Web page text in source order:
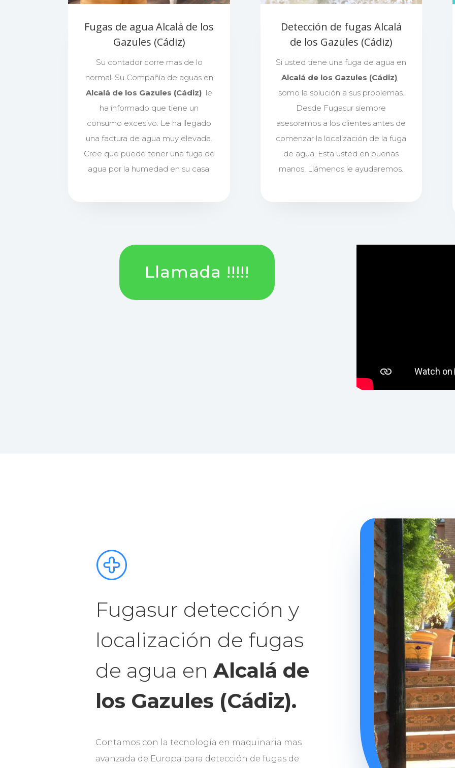
Fugas de agua Alcalá de los
Gazules (Cádiz)
Su contador corre mas de lo
normal. Su Compañía de aguas en
Alcalá de los Gazules (Cádiz) le
ha informado que tiene un
consumo excesivo. Le ha llegado
una factura de agua muy elevada.
Cree que puede tener una fuga de
agua por la humedad en su casa.
Detección de fugas Alcalá
de los Gazules (Cádiz)
Si usted tiene una fuga de agua en
Alcalá de los Gazules (Cádiz),
somo la solución a sus problemas.
Desde Fugasur siempre
asesoramos a los clientes antes de
comenzar la localización de la fuga
de agua. Esta usted en buenas
manos. Llámenos le ayudaremos.
Llamada !!!!!
Fugasur detección y
localización de fugas
de agua enAlcalá de
los Gazules (Cádiz).
Contamos con la tecnología en maquinaria mas
avanzada de Europa para detección de fugas de